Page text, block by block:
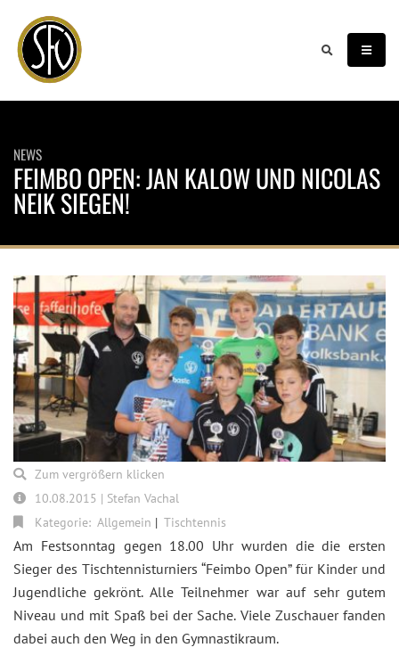
NEWS
FEIMBO OPEN: JAN KALOW UND NICOLAS
NEIK SIEGEN!
Am Festsonntag gegen 18.00 Uhr wurden die die ersten
Sieger des Tischtennisturniers “Feimbo Open” für Kinder und
Jugendliche gekrönt. Alle Teilnehmer war auf sehr gutem
Niveau und mit Spaß bei der Sache. Viele Zuschauer fanden
dabei auch den Weg in den Gymnastikraum.
Zum vergrößern klicken
10.08.2015 | Stefan Vachal
Kategorie: Allgemein Tischtennis